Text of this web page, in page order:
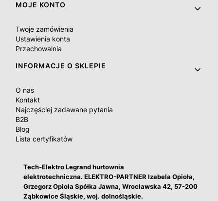
MOJE KONTO
Twoje zamówienia
Ustawienia konta
Przechowalnia
INFORMACJE O SKLEPIE
O nas
Kontakt
Najczęściej zadawane pytania
B2B
Blog
Lista certyfikatów
Tech-Elektro Legrand hurtownia
elektrotechniczna. ELEKTRO-PARTNER Izabela Opioła,
Grzegorz Opioła Spółka Jawna, Wrocławska 42, 57-200
Ząbkowice Śląskie, woj. dolnośląskie.